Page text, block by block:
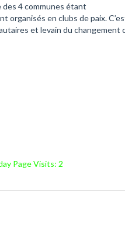
des 4 communes étant
organisés en clubs de paix.
et levain du changement
Page Visits: 2